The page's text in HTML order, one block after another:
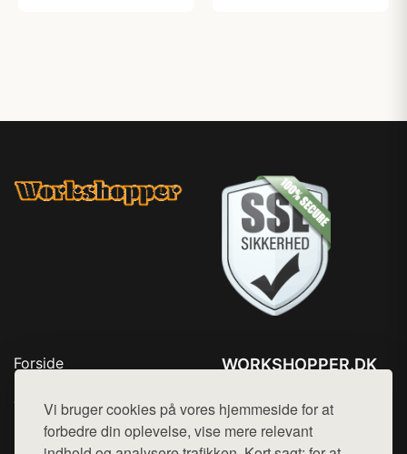
Vi bruger cookies på vores hjemmeside for at
forbedre din oplevelse, vise mere relevant
Forside
Top Rabatter
Kontakt
WORKSHOPPER.DK
Mail: hej@want.dk